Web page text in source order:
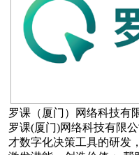
罗课（厦门）网络科技有
罗课(厦门)网络科技有限
才数字化决策工具的研发